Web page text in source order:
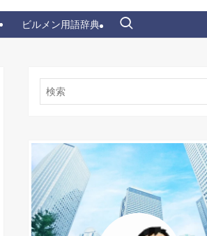
ビルメン用語辞典